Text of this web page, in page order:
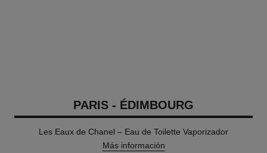
PARIS - ÉDIMBOURG
Les Eaux de Chanel – Eau de Toilette Vaporizador
Más información